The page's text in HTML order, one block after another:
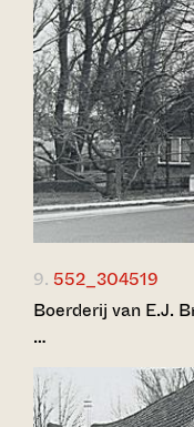
9. 552_304519
Boerderij van E.J.
…